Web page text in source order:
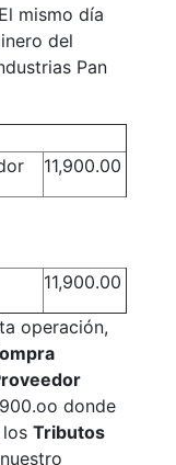
mismo día
del
Pan
11,900.00
11,900.00
operación,
donde
Tributos